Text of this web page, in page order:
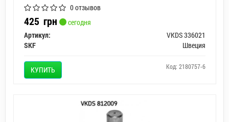
0 отзывов
425 грн
сегодня
Артикул:
VKDS 336021
SKF
Швеция
КУПИТЬ Код: 2180757-6